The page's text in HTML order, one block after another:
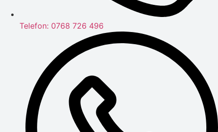
Telefon: 0768 726 496